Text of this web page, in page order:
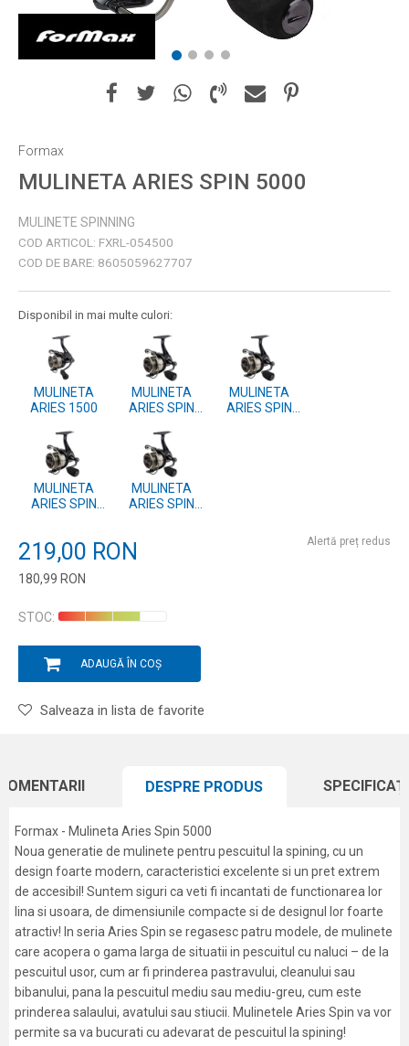
1 2 3 4
Formax
MULINETA ARIES SPIN 5000
MULINETE SPINNING
COD ARTICOL: FXRL-054500
COD DE BARE: 8605059627707
Disponibil in mai multe culori:
MULINETA
ARIES 1500
MULINETA
ARIES SPIN
MULINETA
ARIES SPIN
MULINETA
ARIES SPIN
MULINETA
ARIES SPIN
219,00 RON
180,99 RON
Alertă preț redus
STOC:
ADAUGĂ ÎN COȘ
Salveaza in lista de favorite
DESPRE PRODUS
Formax - Mulineta Aries Spin 5000
Noua generatie de mulinete pentru pescuitul la spining, cu un
design foarte modern, caracteristici excelente si un pret extrem
de accesibil! Suntem siguri ca veti fi incantati de functionarea lor
lina si usoara, de dimensiunile compacte si de designul lor foarte
atractiv! In seria Aries Spin se regasesc patru modele, de mulinete
care acopera o gama larga de situatii in pescuitul cu naluci – de la
pescuitul usor, cum ar fi prinderea pastravului, cleanului sau
bibanului, pana la pescuitul mediu sau mediu-greu, cum este
prinderea salaului, avatului sau stiucii. Mulinetele Aries Spin va vor
permite sa va bucurati cu adevarat de pescuitul la spining!